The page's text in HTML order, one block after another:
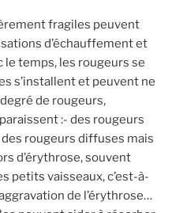
fragiles peuvent
d’échauffement et
le temps, les rougeurs se
s’installent et peuvent ne
de rougeurs,
:- des rougeurs
des rougeurs diffuses mais
d’érythrose, souvent
petits vaisseaux, c’est-à-
de l’érythrose…